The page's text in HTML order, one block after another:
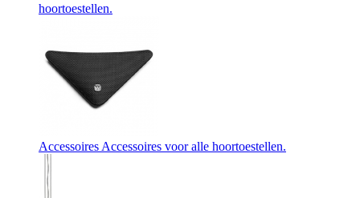
hoortoestellen.
Accessoires Accessoires voor alle hoortoestellen.